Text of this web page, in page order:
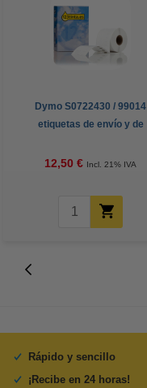
Dymo S0722430 / 99014
etiquetas de envío y de
12,50 € Incl. 21% IVA
Rápido y sencillo
¡Recibe en 24 horas!